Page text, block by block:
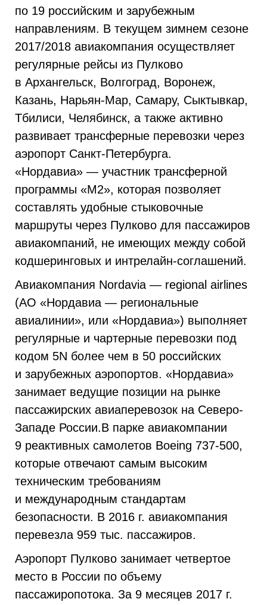
по 19 российским и зарубежным
направлениям. В текущем зимнем сезоне
2017/2018 авиакомпания осуществляет
регулярные рейсы из Пулково
в Архангельск, Волгоград, Воронеж,
Казань, Нарьян-Мар, Самару, Сыктывкар,
Тбилиси, Челябинск, а также активно
развивает трансферные перевозки через
аэропорт Санкт-Петербурга.
«Нордавиа» — участник трансферной
программы «М2», которая позволяет
составлять удобные стыковочные
маршруты через Пулково для пассажиров
авиакомпаний, не имеющих между собой
кодшеринговых и интрелайн-соглашений.
Авиакомпания Nоrdavia — regional airlines
(АО «Нордавиа — региональные
авиалинии», или «Нордавиа») выполняет
регулярные и чартерные перевозки под
кодом 5N более чем в 50 российских
и зарубежных аэропортов. «Нордавиа»
занимает ведущие позиции на рынке
пассажирских авиаперевозок на Северо-
Западе России.В парке авиакомпании
9 реактивных самолетов Boeing 737-500,
которые отвечают самым высоким
техническим требованиям
и международным стандартам
безопасности. В 2016 г. авиакомпания
перевезла 959 тыc. пассажиров.
Аэропорт Пулково занимает четвертое
место в России по объему
пассажиропотока. За 9 месяцев 2017 г.